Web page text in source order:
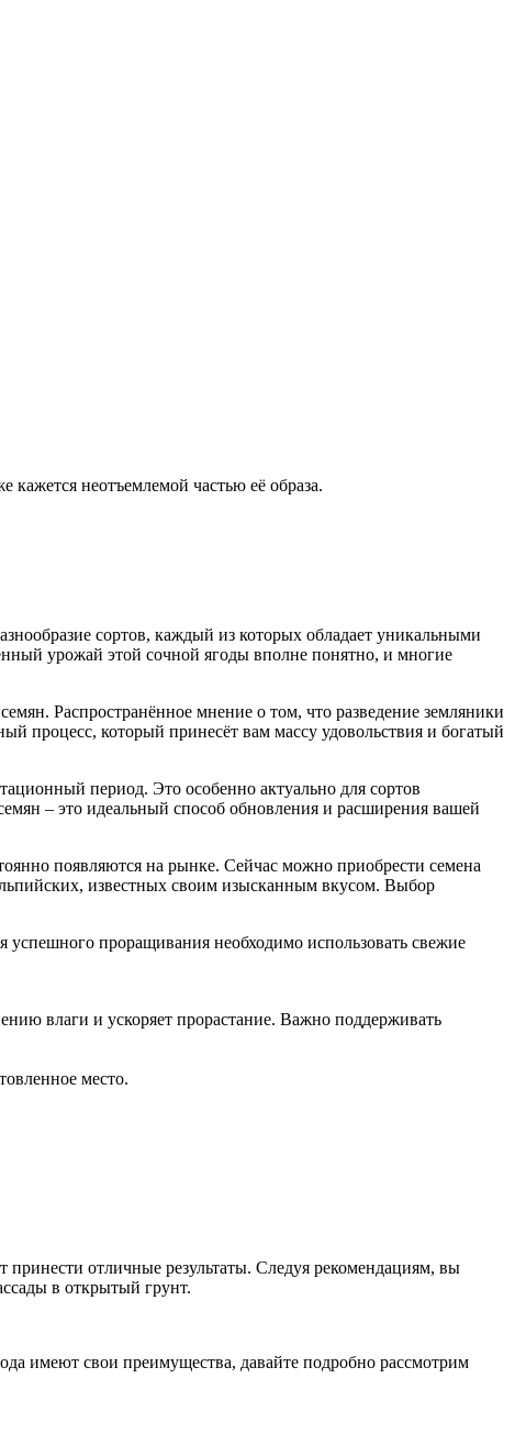
кажется неотъемлемой частью её образа.
сортов, каждый из которых обладает уникальными
урожай этой сочной ягоды вполне понятно, и многие
Распространённое мнение о том, что разведение земляники
процесс, который принесёт вам массу удовольствия и богатый
период. Это особенно актуально для сортов
– это идеальный способ обновления и расширения вашей
появляются на рынке. Сейчас можно приобрести семена
известных своим изысканным вкусом. Выбор
проращивания необходимо использовать свежие
влаги и ускоряет прорастание. Важно поддерживать
место.
отличные результаты. Следуя рекомендациям, вы
в открытый грунт.
имеют свои преимущества, давайте подробно рассмотрим